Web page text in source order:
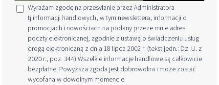
Wyrażam zgodę na przesyłanie przez Administratora
tj.informacji handlowych, w tym newslettera, informacji o
promocjach i nowościach na podany przeze mnie adres
poczty elektronicznej, zgodnie z ustawą o świadczeniu usług
drogą elektroniczną z dnia 18 lipca 2002 r. (tekst jedn.: Dz. U. z
2020 r., poz. 344) Wszelkie informacje handlowe są całkowicie
bezpłatne. Powyższa zgoda jest dobrowolna i może zostać
wycofana w dowolnym momencie.